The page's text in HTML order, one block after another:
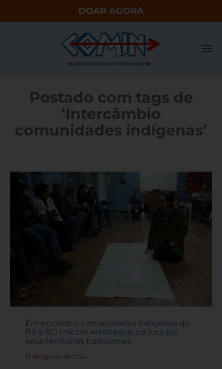
DOAR AGORA
Postado com tags de
‘Intercâmbio
comunidades indígenas’
Em encontro, comunidades indígenas do
RS e RO trocam estratégias de luta por
seus territórios tradicionais
12 de agosto de 2024